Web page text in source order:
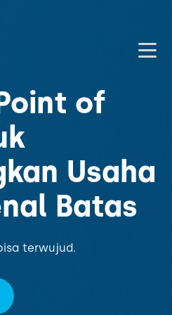
of
Usaha
Batas
terwujud.